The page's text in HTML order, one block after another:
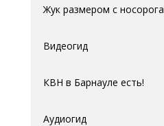
Жук размером с носорога
Видеогид
КВН в Барнауле есть!
Аудиогид